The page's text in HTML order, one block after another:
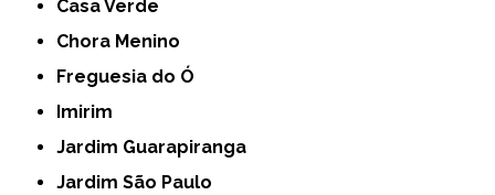
Casa Verde
Chora Menino
Freguesia do Ó
Imirim
Jardim Guarapiranga
Jardim São Paulo